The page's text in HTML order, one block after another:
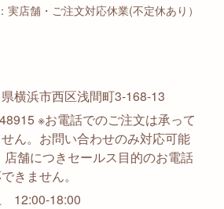
：実店舗・ご注文対応休業(不定休あり）
横浜市西区浅間町3-168-13
※お電話でのご注文は承って
ん。お問い合わせのみ対応可能
店舗につきセールス目的のお電話
きません。
12:00-18:00